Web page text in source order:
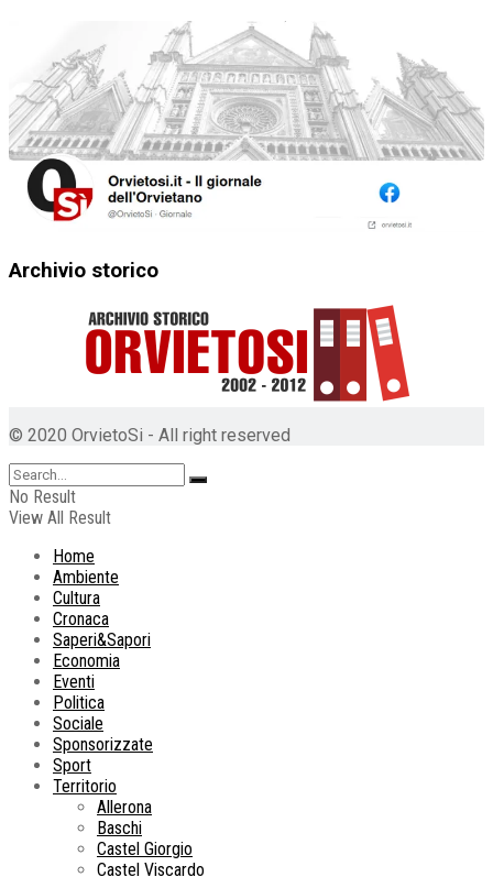
Archivio storico
© 2020 OrvietoSi - All right reserved
No Result
View All Result
Home
Ambiente
Cultura
Cronaca
Saperi&Sapori
Economia
Eventi
Politica
Sociale
Sponsorizzate
Sport
Territorio
Allerona
Baschi
Castel Giorgio
Castel Viscardo